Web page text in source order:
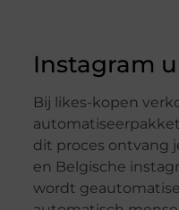
Instagram
Bij likes-kopen
dit proces ontvang
en Belgische
wordt